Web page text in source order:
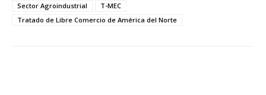
Sector Agroindustrial
T-MEC
Tratado de Libre Comercio de América del Norte